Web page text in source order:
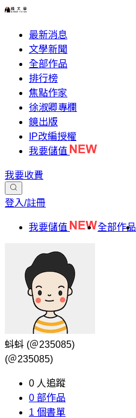
最新消息
文學新聞
全部作品
排行榜
焦點作家
徐淑卿專欄
鏡出版
IP改編授權
我要儲值
我要收費
登入/註冊
我要儲值 全部作品
蚪蚪 (＠235085)
(＠235085)
0 人追蹤
0 部作品
1 個書單